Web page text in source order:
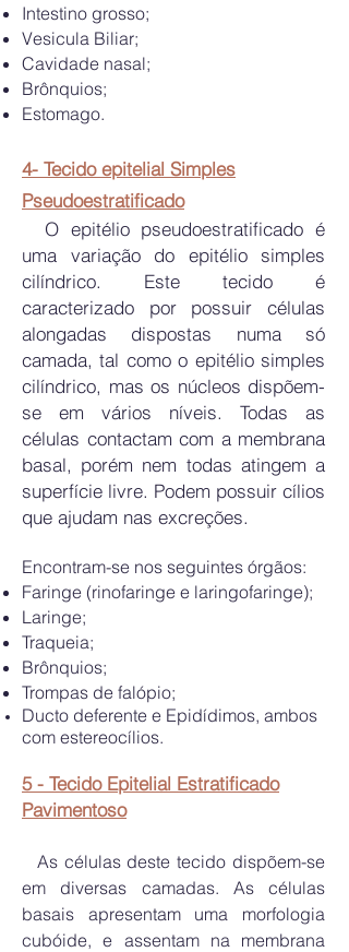
Intestino grosso;
Vesicula Biliar;
Cavidade nasal;
Brônquios;
Estomago.
4- Tecido epitelial Simples
Pseudoestratificado
O epitélio pseudoestratificado é
uma variação do epitélio simples
cilíndrico. Este tecido é
caracterizado por possuir células
alongadas dispostas numa só
camada, tal como o epitélio simples
cilíndrico, mas os núcleos dispõem-
se em vários níveis. Todas as
células contactam com a membrana
basal, porém nem todas atingem a
superfície livre. Podem possuir cílios
que ajudam nas excreções.
Encontram-se nos seguintes órgãos:
Faringe (rinofaringe e laringofaringe);
Laringe;
Traqueia;
Brônquios;
Trompas de falópio;
Ducto deferente e Epidídimos, ambos
com estereocílios.
5 - Tecido Epitelial Estratificado
Pavimentoso
As células deste tecido dispõem-se
em diversas camadas. As células
basais apresentam uma morfologia
cubóide, e assentam na membrana